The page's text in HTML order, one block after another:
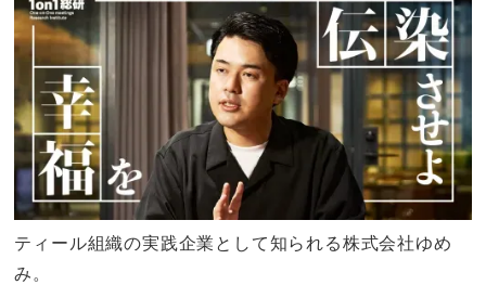
ティール組織の実践企業として知られる株式会社ゆめ
み。